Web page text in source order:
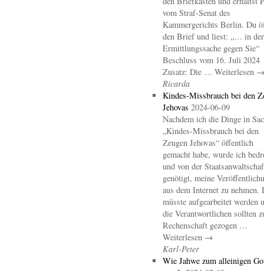
vom Straf-Senat des
Kammergerichts Berlin. Du
den Brief und liest: „… in der
Ermittlungssache gegen Sie“
Beschluss vom 16. Juli 2024
Zusatz: Die … Weiterlesen →
Ricarda
Kindes-Missbrauch bei den
Jehovas 2024-06-09
Nachdem ich die Dinge in
„Kindes-Missbrauch bei den
Zeugen Jehovas“ öffentlich
gemacht habe, wurde ich
und von der
genötigt, meine
aus dem Internet zu nehmen.
müsste aufgearbeitet werden
die Verantwortlichen sollten
Rechenschaft gezogen …
Weiterlesen →
Karl-Peter
Wie Jahwe zum alleinigen